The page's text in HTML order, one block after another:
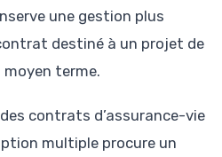
une gestion plus
destiné à un projet de
terme.
contrats d’assurance-vie
multiple procure un